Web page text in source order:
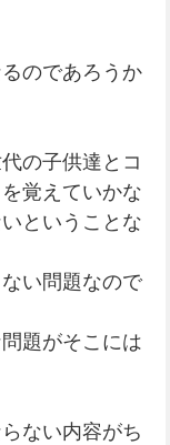
のであろうか
の子供達とコ
覚えていかな
ということな
い問題なので
題がそこには
ない内容がち